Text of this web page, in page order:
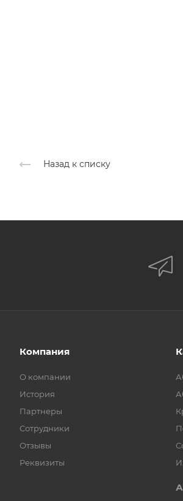
Назад к списку
Компания
О компании
История
Партнеры
Сотрудники
Отзывы
Реквизиты